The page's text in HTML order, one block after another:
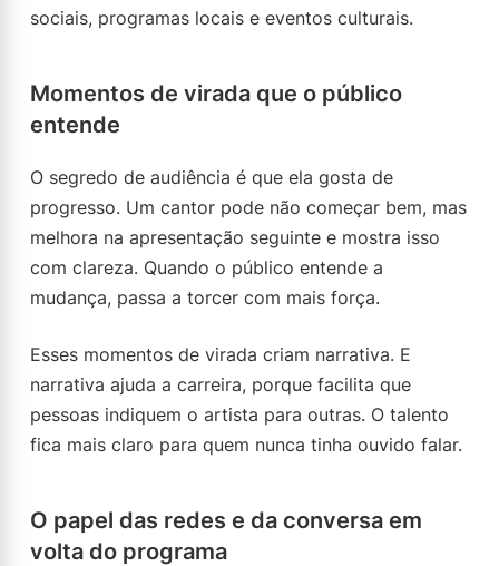
sociais, programas locais e eventos culturais.
Momentos de virada que o público
entende
O segredo de audiência é que ela gosta de
progresso. Um cantor pode não começar bem, mas
melhora na apresentação seguinte e mostra isso
com clareza. Quando o público entende a
mudança, passa a torcer com mais força.
Esses momentos de virada criam narrativa. E
narrativa ajuda a carreira, porque facilita que
pessoas indiquem o artista para outras. O talento
fica mais claro para quem nunca tinha ouvido falar.
O papel das redes e da conversa em
volta do programa